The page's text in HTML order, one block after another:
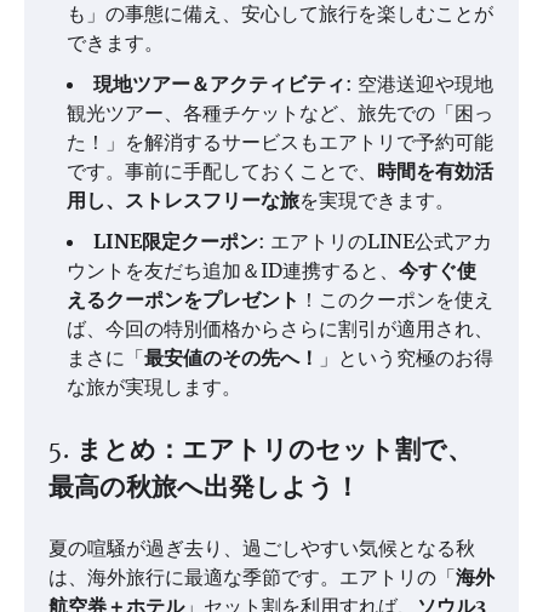
も」の事態に備え、安心して旅行を楽しむことが
できます。
現地ツアー＆アクティビティ: 空港送迎や現地
観光ツアー、各種チケットなど、旅先での「困っ
た！」を解消するサービスもエアトリで予約可能
です。事前に手配しておくことで、 時間を有効活
用し、ストレスフリーな旅を実現できます。
LINE限定クーポン: エアトリのLINE公式アカ
ウントを友だち追加＆ID連携すると、 今すぐ使
えるクーポンをプレゼント ！このクーポンを使え
ば、今回の特別価格からさらに割引が適用され、
まさに「最安値のその先へ！ 」という究極のお得
な旅が実現します。
5. まとめ：エアトリのセット割で、
最高の秋旅へ出発しよう！
夏の喧騒が過ぎ去り、過ごしやすい気候となる秋
は、海外旅行に最適な季節です。エアトリの「海外
航空券＋ホテル」セット割を利用すれば、 ソウル3